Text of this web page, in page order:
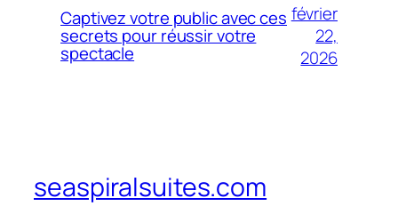
Captivez votre public avec ces
secrets pour réussir votre
spectacle
février
22,
2026
seaspiralsuites.com